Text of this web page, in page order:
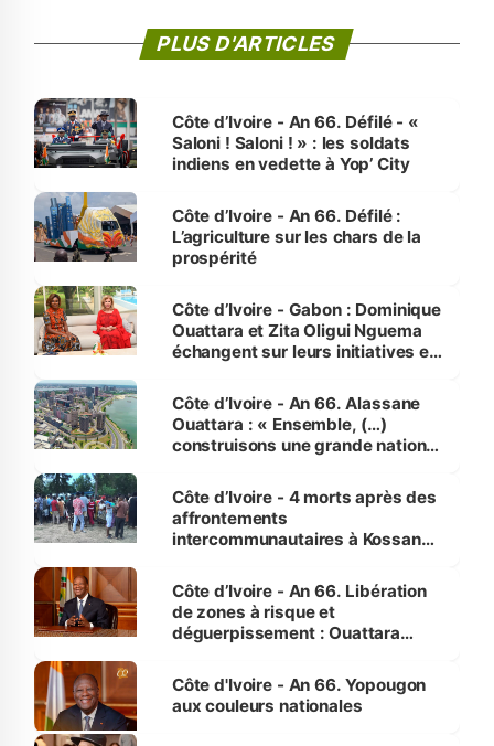
PLUS D'ARTICLES
Côte d’Ivoire - An 66. Défilé - «
Saloni ! Saloni ! » : les soldats
indiens en vedette à Yop’ City
Côte d’Ivoire - An 66. Défilé :
L’agriculture sur les chars de la
prospérité
Côte d’Ivoire - Gabon : Dominique
Ouattara et Zita Oligui Nguema
échangent sur leurs initiatives en
enfants
Côte d’Ivoire - An 66. Alassane
Ouattara : « Ensemble, (…)
construisons une grande nation
générations futures »
Côte d’Ivoire - 4 morts après des
affrontements
intercommunautaires à Kossandji
milieu des sinistrés
Côte d’Ivoire - An 66. Libération
de zones à risque et
déguerpissement : Ouattara
l'Etat de droit pour préserver les
vies humaines »
Côte d'Ivoire - An 66. Yopougon
aux couleurs nationales